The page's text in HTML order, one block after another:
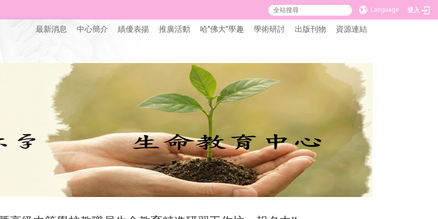
Language 登入
最新消息 中心簡介 績優表揚 推廣活動 哈"佛大"學趣 學術研討 出版刊物 資源連結